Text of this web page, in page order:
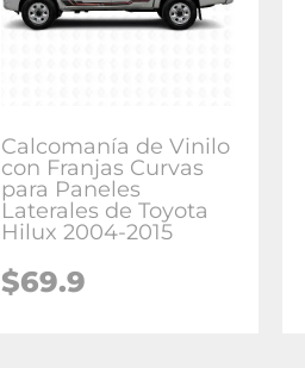
Calcomanía de Vinilo
con Franjas Curvas
para Paneles
Laterales de Toyota
Hilux 2004-2015
$69.9